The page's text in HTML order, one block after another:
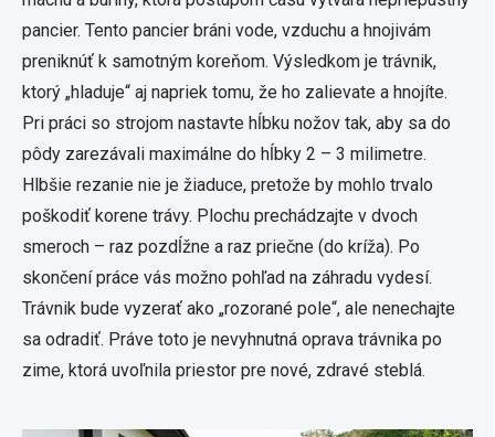
pancier. Tento pancier bráni vode, vzduchu a hnojivám
preniknúť k samotným koreňom. Výsledkom je trávnik,
ktorý „hladuje“ aj napriek tomu, že ho zalievate a hnojíte.
Pri práci so strojom nastavte hĺbku nožov tak, aby sa do
pôdy zarezávali maximálne do hĺbky 2 – 3 milimetre.
Hlbšie rezanie nie je žiaduce, pretože by mohlo trvalo
poškodiť korene trávy. Plochu prechádzajte v dvoch
smeroch – raz pozdĺžne a raz priečne (do kríža). Po
skončení práce vás možno pohľad na záhradu vydesí.
Trávnik bude vyzerať ako „rozorané pole“, ale nenechajte
sa odradiť. Práve toto je nevyhnutná oprava trávnika po
zime, ktorá uvoľnila priestor pre nové, zdravé steblá.